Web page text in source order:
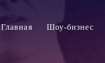
Главная Шоу-бизнес